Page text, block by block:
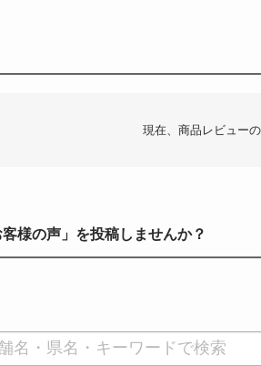
現在、商品レビュー
様の声」を投稿しませんか？